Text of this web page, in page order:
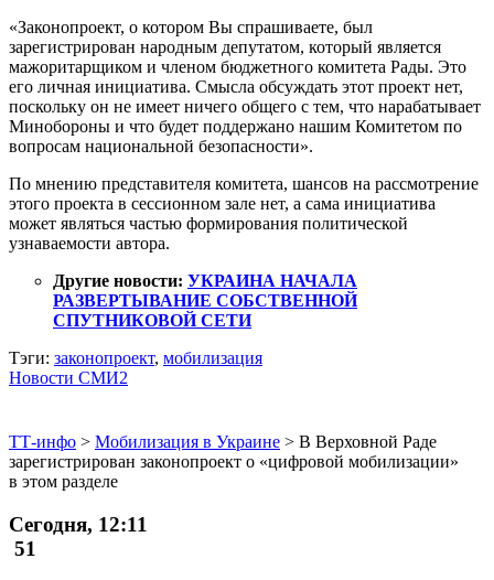
«Законопроект, о котором Вы спрашиваете, был
зарегистрирован народным депутатом, который является
мажоритарщиком и членом бюджетного комитета Рады. Это
его личная инициатива. Смысла обсуждать этот проект нет,
поскольку он не имеет ничего общего с тем, что нарабатывает
Минобороны и что будет поддержано нашим Комитетом по
вопросам национальной безопасности».
По мнению представителя комитета, шансов на рассмотрение
этого проекта в сессионном зале нет, а сама инициатива
может являться частью формирования политической
узнаваемости автора.
Другие новости: УКРАИНА НАЧАЛА
РАЗВЕРТЫВАНИЕ СОБСТВЕННОЙ
СПУТНИКОВОЙ СЕТИ
Тэги: законопроект, мобилизация
Новости СМИ2
ТТ-инфо > Мобилизация в Украине > В Верховной Раде
зарегистрирован законопроект о «цифровой мобилизации»
в этом разделе
Сегодня, 12:11
51